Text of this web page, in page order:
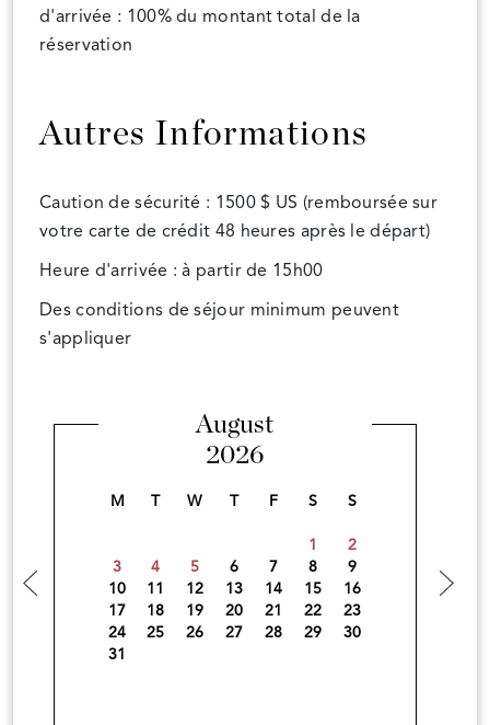
d'arrivée : 100% du montant total de la
réservation
Autres Informations
Caution de sécurité : 1500 $ US (remboursée sur
votre carte de crédit 48 heures après le départ)
Heure d'arrivée : à partir de 15h00
Des conditions de séjour minimum peuvent
s'appliquer
August
2026
M W F S S
1
2
3
4 5 6 7 8
9
10
11 12 13 14 15
16
17
18 19 20 21 22
23
24
25 26 27 28 29
30
31